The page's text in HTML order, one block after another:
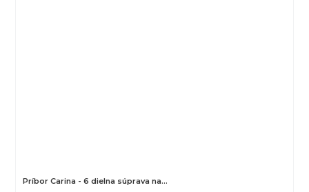
Príbor Carina - 6 dielna súprava na…